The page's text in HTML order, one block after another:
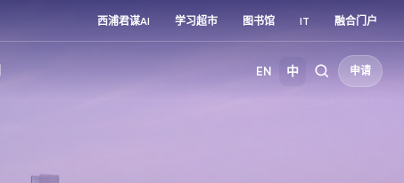
西浦君谋AI 学习超市 图书馆 IT 融合门户
EN 中 申请